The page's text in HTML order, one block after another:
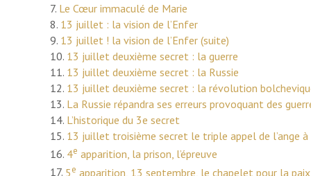
7. Le Cœur immaculé de Marie
8. 13 juillet : la vision de l’Enfer
9. 13 juillet ! la vision de l’Enfer (suite)
10. 13 juillet deuxième secret : la guerre
11. 13 juillet deuxième secret : la Russie
12. 13 juillet deuxième secret : la révolution
13. La Russie répandra ses erreurs provoquant des
14. L’historique du 3e secret
15. 13 juillet troisième secret le triple appel de l’ange
16. 4e apparition, la prison, l’épreuve
17. 5e apparition, 13 septembre, le chapelet pour la paix